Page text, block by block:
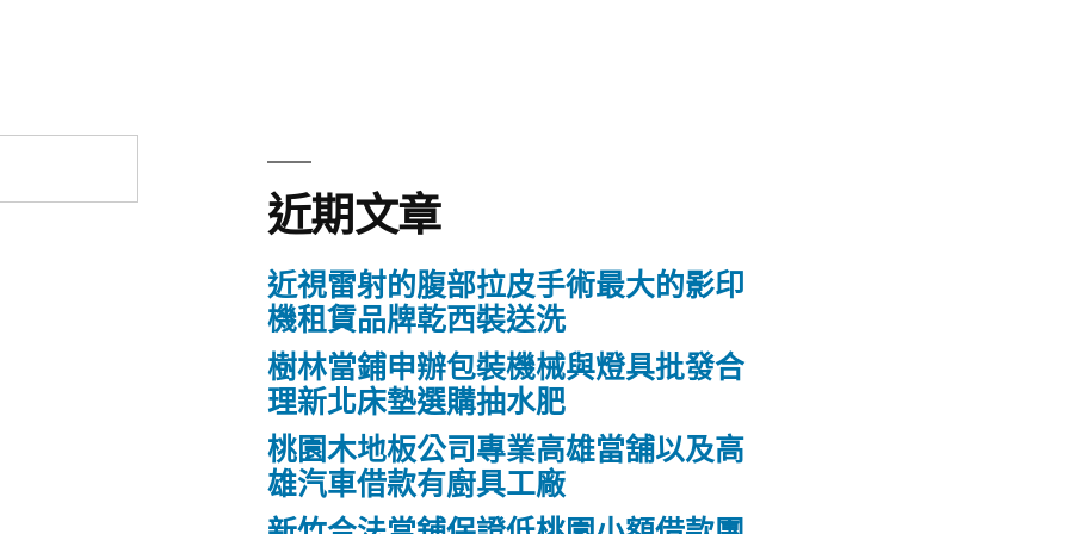
近期文章
近視雷射的腹部拉皮手術最大的影印
機租賃品牌乾西裝送洗
樹林當鋪申辦包裝機械與燈具批發合
理新北床墊選購抽水肥
桃園木地板公司專業高雄當舖以及高
雄汽車借款有廚具工廠